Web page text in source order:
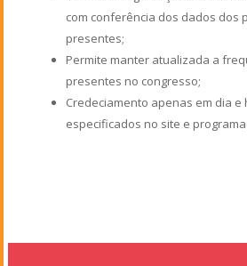
com conferência dos dados dos
presentes;
Permite manter atualizada a
presentes no congresso;
Credeciamento apenas em dia e
especificados no site e